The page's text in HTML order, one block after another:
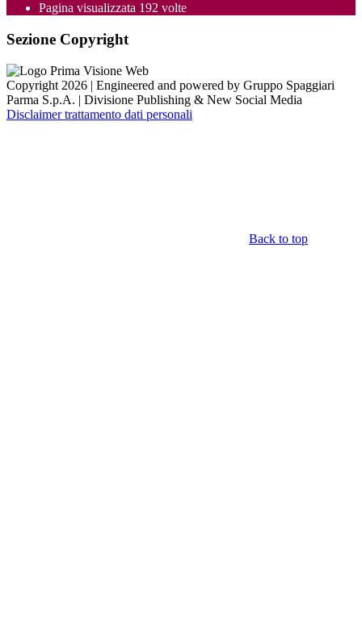
Pagina visualizzata 192 volte
Sezione Copyright
Copyright 2026 | Engineered and powered by Gruppo Spaggiari
Parma S.p.A. | Divisione Publishing & New Social Media
Disclaimer trattamento dati personali
Back to top